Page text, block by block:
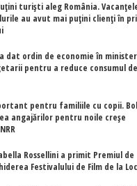
turiști aleg România.
au avut mai puțini clienți în
dat ordin de economie în
pentru a reduce consumul de
pentru familiile cu copii.
angajărilor pentru noile creșe
Rossellini a primit Premiul de
Festivalului de Film de la